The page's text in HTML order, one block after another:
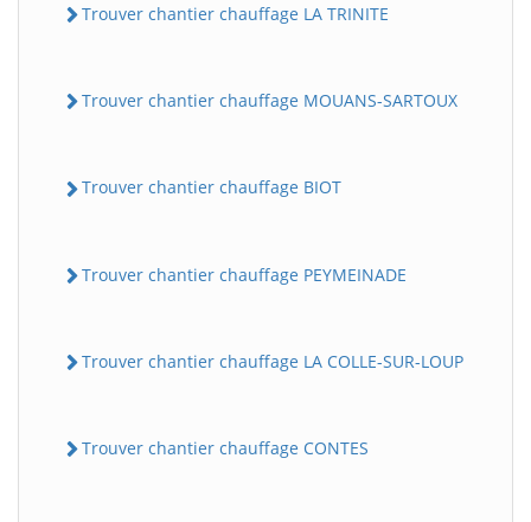
Trouver chantier chauffage LA TRINITE
Trouver chantier chauffage MOUANS-SARTOUX
Trouver chantier chauffage BIOT
Trouver chantier chauffage PEYMEINADE
Trouver chantier chauffage LA COLLE-SUR-LOUP
Trouver chantier chauffage CONTES